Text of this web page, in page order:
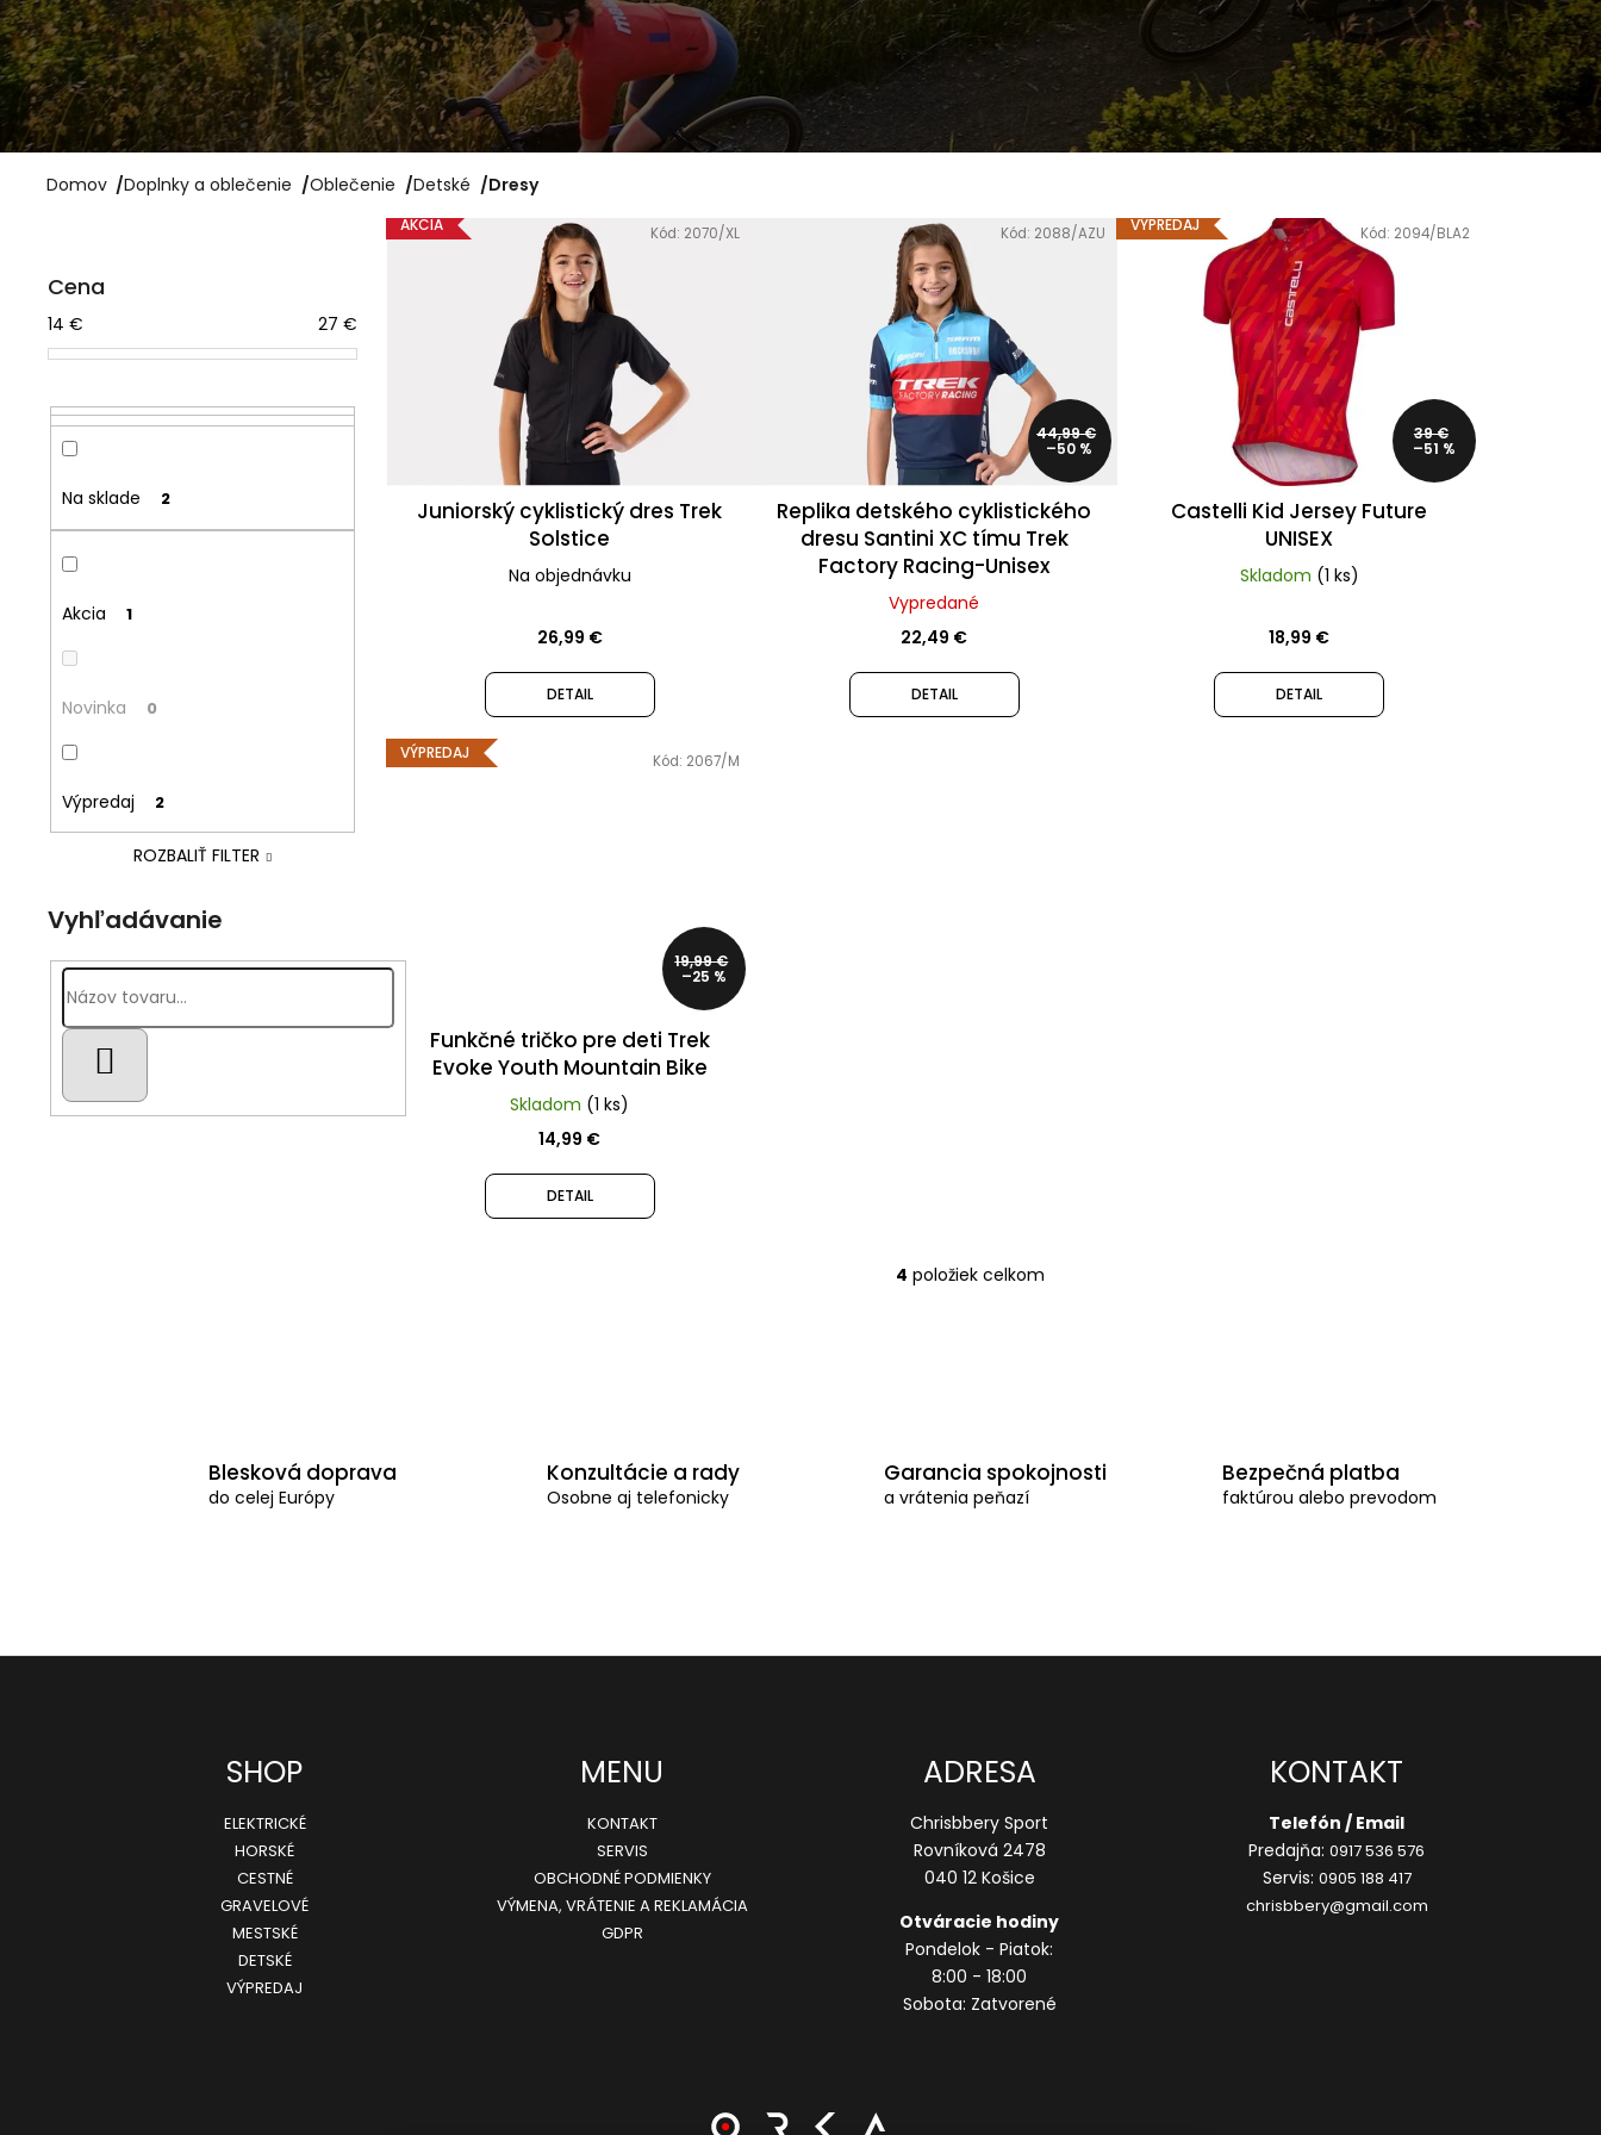
Domov /Doplnky a oblečenie /Oblečenie /Detské /Dresy
Cena
14 € 27 €
Na sklade 2
Akcia 1
Novinka 0
Výpredaj 2
ROZBALIŤ FILTER
Vyhľadávanie
V
v
AKCIA
Juniorský cyklistický dres Trek
Solstice
Na objednávku
26,99 €
DETAIL
Kód: 2070/XL
44,99 €
–50 %
Replika detského cyklistického
dresu Santini XC tímu Trek
Factory Racing-Unisex
Vypredané
22,49 €
DETAIL
Kód: 2088/AZU VÝPREDAJ
39 €
–51 %
Castelli Kid Jersey Future
UNISEX
Skladom (1 ks)
18,99 €
DETAIL
Kód: 2094/BLA2
VÝPREDAJ
19,99 €
–25 %
Funkčné tričko pre deti Trek
Evoke Youth Mountain Bike
Skladom (1 ks)
14,99 €
DETAIL
Kód: 2067/M
O
c
v
v
ý
p
i
s
u
4 položiek celkom
Blesková doprava
do celej Európy
Konzultácie a rady
Osobne aj telefonicky
Garancia spokojnosti
a vrátenia peňazí
Bezpečná platba
faktúrou alebo prevodom
OMOTÁVKA GEL CORK
4,99 €
Pôvodne:16 €
BICYKEL TREK
SUPERCALIBER SLR 9.8 X0
AXS T-TYPE GEN 2
DEMO
4 998 €
Pôvodne:7 499 €
OKULIARE RUDY
PROJECT SPINSHIELD AIR
- CRYSTAL
ASH/MULTILASER
ORANGE
110,99 €
Pôvodne:135 €
SHOP
ELEKTRICKÉ
HORSKÉ
CESTNÉ
GRAVELOVÉ
MESTSKÉ
DETSKÉ
VÝPREDAJ
MENU
KONTAKT
SERVIS
OBCHODNÉ PODMIENKY
VÝMENA, VRÁTENIE A REKLAMÁCIA
GDPR
ADRESA
Chrisbbery Sport
Rovníková 2478
040 12 Košice
Otváracie hodiny
Pondelok - Piatok:
8:00 - 18:00
Sobota: Zatvorené
KONTAKT
Telefón / Email
Predajňa: 0917 536 576
Servis: 0905 188 417
chrisbbery@gmail.com